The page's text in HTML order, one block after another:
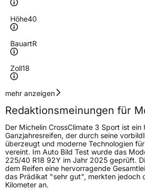
Höhe40
BauartR
Zoll18
Geschwindigkeitsindex
Höchstgeschwindigkeit
300 km/h
Lastindex89
Höchstlast 580 kg
Gewicht (in kg) 8,602 kg
mehr anzeigen
Redaktionsmeinungen für
Der Michelin CrossClimate 3 Sport ist ein
Ganzjahresreifen, der durch seine
überzeugt und moderne Technologien
vereint. Im Auto Bild Test wurde das
225/40 R18 92Y im Jahr 2025 geprüft.
dem Reifen eine hervorragende
das Prädikat "sehr gut", merkten jedoch
Kilometer an.